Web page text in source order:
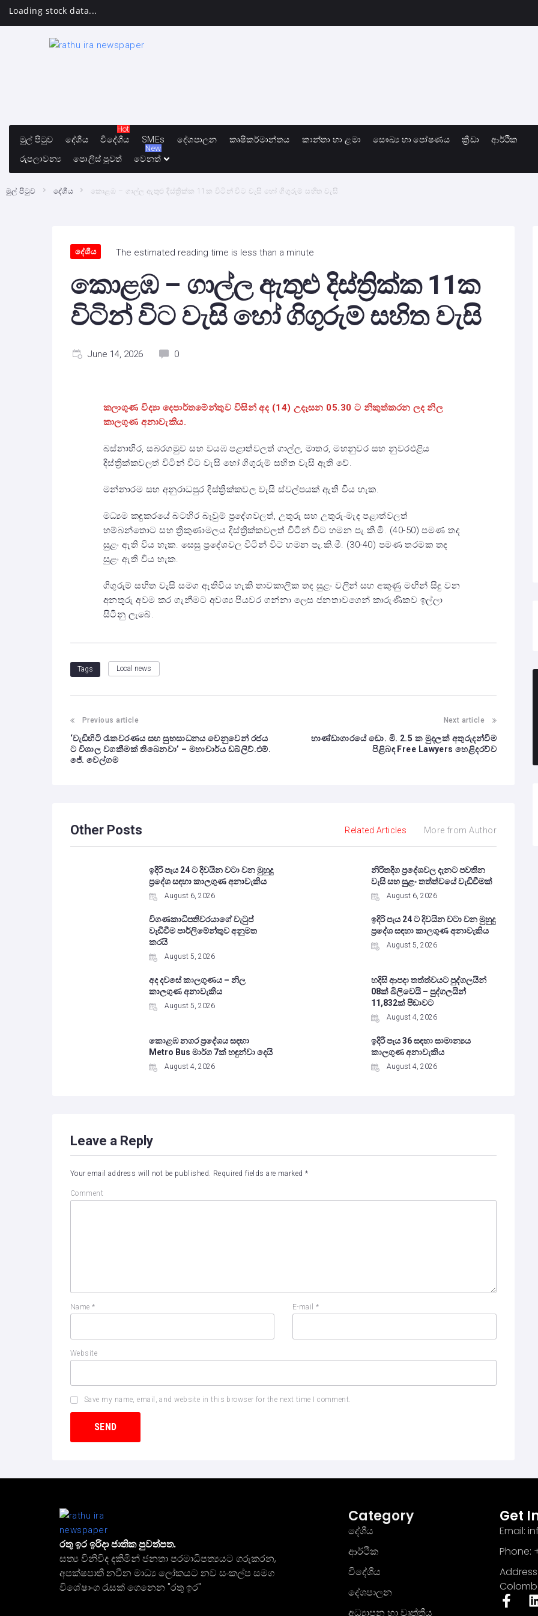
Loading stock data...
මුල් පිටුව දේශීය විදේශීය
Hot
SMEs
දේශපාලන කෘෂිකර්මාන්තය කාන්තා හා ළමා සෞඛ්‍ය හා පෝෂණය ක්‍රීඩා
ආර්ථික
රුපලාවන්‍ය
පොලිස් පුවත් වෙනත්
New
මුල් පිටුව දේශීය කොළඹ – ගාල්ල ඇතුළු දිස්ත්‍රික්ක 11ක විටින් විට වැසි හෝ ගිගුරුම් සහිත වැසි
දේශීය The estimated reading time is less than a minute
කොළඹ – ගාල්ල ඇතුළු දිස්ත්‍රික්ක 11ක
විටින් විට වැසි හෝ ගිගුරුම් සහිත වැසි
June 14, 2026 0
කලාගුණ විද්‍යා දෙපාර්තමේන්තුව විසින් අද (14) උදෑසන 05.30 ට නිකුත්කරන ලද නිල
කාලගුණ අනාවැකිය.
බස්නාහිර, සබරගමුව සහ වයඹ පළාත්වලත් ගාල්ල, මාතර, මහනුවර සහ නුවරඑළිය
දිස්ත්‍රික්කවලත් විටින් විට වැසි හෝ ගිගුරුම් සහිත වැසි ඇති වේ.
මන්නාරම සහ අනුරාධපුර දිස්ත්‍රික්කවල වැසි ස්වල්පයක් ඇති විය හැක.
මධ්‍යම කඳුකරයේ බටහිර බෑවුම් ප්‍රදේශවලත්, උතුරු සහ උතුරු-මැද පළාත්වලත්
හම්බන්තොට සහ ත්‍රිකුණාමලය දිස්ත්‍රික්කවලත් විටින් විට හමන පැ.කි.මී. (40-50) පමණ තද
සුළං ඇති විය හැක. සෙසු ප්‍රදේශවල විටින් විට හමන පැ.කි.මී. (30-40) පමණ තරමක තද
සුළං ඇති විය හැක.
ගිගුරුම් සහිත වැසි සමග ඇතිවිය හැකි තාවකාලික තද සුළං වලින් සහ අකුණු මඟින් සිදු වන
අනතුරු අවම කර ගැනීමට අවශ්‍ය පියවර ගන්නා ලෙස ජනතාවගෙන් කාරුණිකව ඉල්ලා
සිටිනු ලැබේ.
Tags Local news
Previous article
‘වැඩිහිටි රැකවරණය සහ සුභසාධනය වෙනුවෙන් රජය
ට විශාල වගකීමක් තිබෙනවා’ – මහාචාර්ය ඩබ්ලිව්.එම්.
ජේ. වෙල්ගම
Next article
භාණ්ඩාගාරයේ ඩො. මි. 2.5 ක මුදලක් අතුරුදන්වීම
පිළිබඳ Free Lawyers හෙළිදරව්ව
Other Posts Related Articles More from Author
ඉදිරි පැය 24 ට දිවයින වටා වන මුහුදු
ප්‍රදේශ සඳහා කාලගුණ අනාවැකිය
August 6, 2026
නිරිතදිග ප්‍රදේශවල දැනට පවතින
වැසි සහ සුළං තත්ත්වයේ වැඩිවීමක්
August 6, 2026
විගණකාධිපතිවරයාගේ වැටුප්
වැඩිවීම පාර්ලිමේන්තුව අනුමත
කරයි
August 5, 2026
ඉදිරි පැය 24 ට දිවයින වටා වන මුහුදු
ප්‍රදේශ සඳහා කාලගුණ අනාවැකිය
August 5, 2026
අද දවසේ කාලගුණය – නිල
කාලගුණ අනාවැකිය
August 5, 2026
හදිසි ආපදා තත්ත්වයට පුද්ගලයින්
08ක් බිලිවෙයි – පුද්ගලයින්
11,832ක් පීඩාවට
August 4, 2026
කොළඹ නගර ප්‍රදේශය සඳහා
Metro Bus මාර්ග 7ක් හඳුන්වා දෙයි
August 4, 2026
ඉදිරි පැය 36 සඳහා සාමාන්‍යය
කාලගුණ අනාවැකිය
August 4, 2026
Leave a Reply
Your email address will not be published. Required fields are marked*
Comment
Name* E-mail*
Website
Save my name, email, and website in this browser for the next time I comment.
රතු ඉර ඉරිදා ජාතික පුවත්පත.
සත්‍ය විනිවිද දකිමින් ජනතා පරමාධිපත්‍යයට ගරුකරන,
අපක්ෂපාතී නවීන මාධ්‍ය ලෝකයට නව සංකල්ප සමග
විශේෂාංග රැසක් ගෙනෙන "රතු ඉර"
Get
Email:
Phone:
Category
දේශීය
ආර්ථික
විදේශීය
දේශපාලන
අධ්‍යාපන හා වෘත්තීය